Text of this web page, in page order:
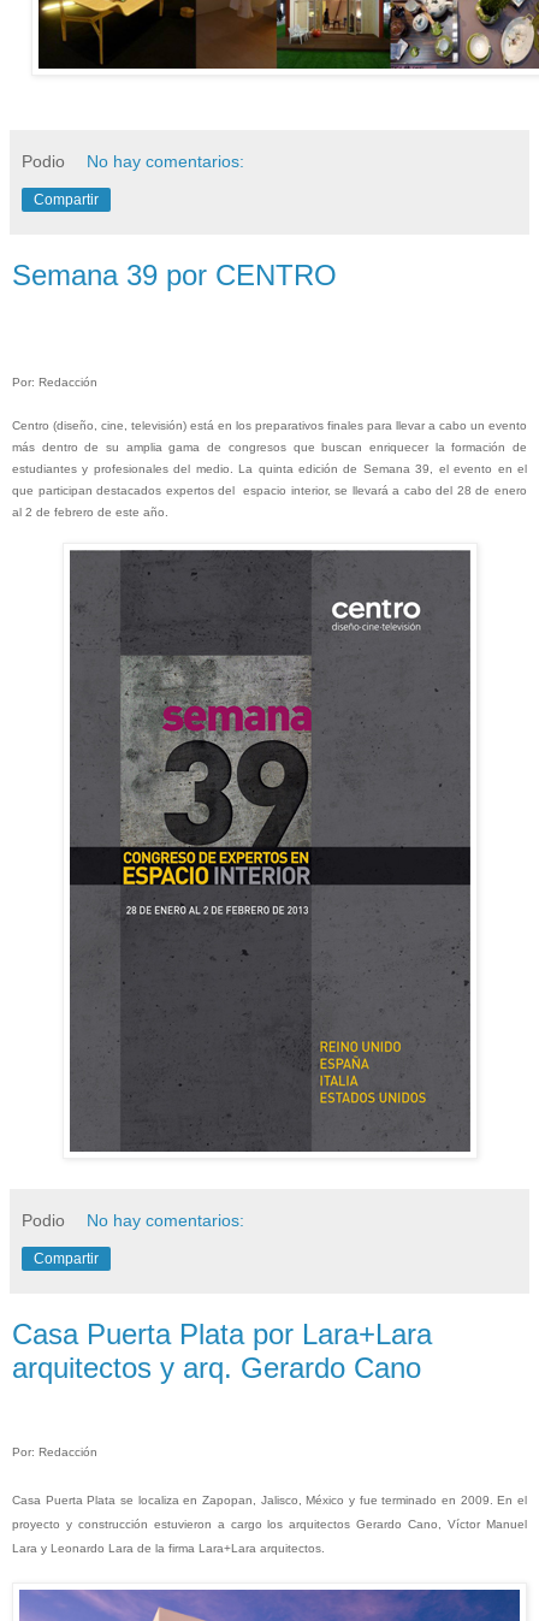
Podio No hay comentarios:
Compartir
Semana 39 por CENTRO
Por: Redacción
Centro (diseño, cine, televisión) está en los preparativos finales para llevar a cabo un evento
más dentro de su amplia gama de congresos que buscan enriquecer la formación de
estudiantes y profesionales del medio. La quinta edición de Semana 39, el evento en el
que participan destacados expertos del
espacio interior, se llevará a cabo del 28 de enero
al 2 de febrero de este año.
Podio No hay comentarios:
Compartir
Casa Puerta Plata por Lara+Lara
arquitectos y arq. Gerardo Cano
Por: Redacción
Casa Puerta Plata se localiza en Zapopan, Jalisco, México y fue terminado en 2009. En el
proyecto y construcción estuvieron a cargo los arquitectos Gerardo Cano, Víctor Manuel
Lara y Leonardo Lara de la firma Lara+Lara arquitectos.